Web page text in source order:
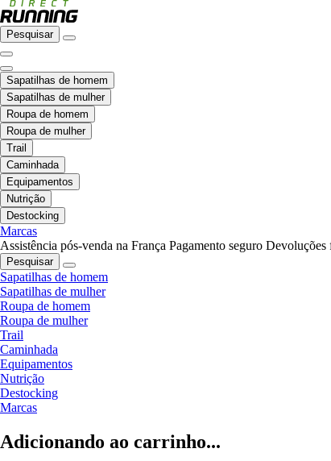
Pesquisar
Sapatilhas de homem
Sapatilhas de mulher
Roupa de homem
Roupa de mulher
Trail
Caminhada
Equipamentos
Nutrição
Destocking
Marcas
Assistência pós-venda na França Pagamento seguro Devoluções
Pesquisar
Sapatilhas de homem
Sapatilhas de mulher
Roupa de homem
Roupa de mulher
Trail
Caminhada
Equipamentos
Nutrição
Destocking
Marcas
Adicionando ao carrinho...